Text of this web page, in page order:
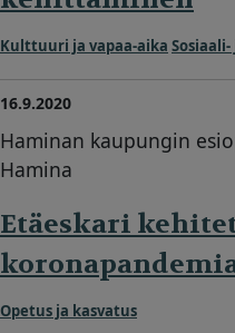
Kulttuuri ja vapaa-aika
16.9.2020
Haminan kaupungin
Hamina
Etäeskari
Opetus ja kasvatus